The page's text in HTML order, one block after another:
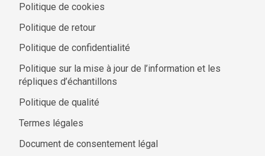
Politique de cookies
Politique de retour
Politique de confidentialité
Politique sur la mise à jour de l’information et les
répliques d’échantillons
Politique de qualité
Termes légales
Document de consentement légal